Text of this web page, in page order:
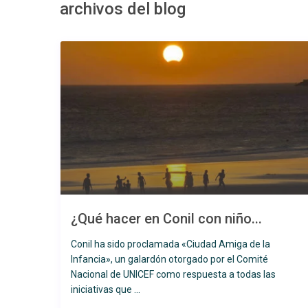
Casa Irene –
Colorado
Casa de 2 dormitorios en la zona de El Colorado. Muy
Conil y sus playas. En la casa encontramos todo lo
de relax, con ...
Ver más
archivos del blog
¿Qué hacer en Conil con niño...
Conil ha sido proclamada «Ciudad Amiga de la
Infancia», un galardón otorgado por el Comité
Nacional de UNICEF como respuesta a todas las
iniciativas que ...